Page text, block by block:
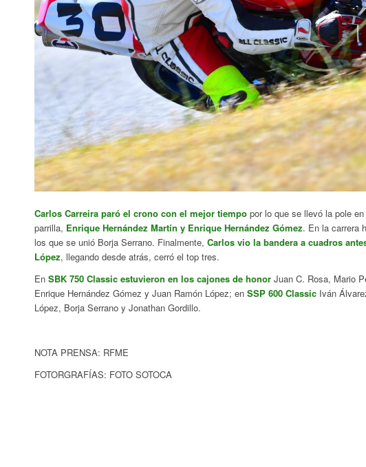
Carlos Carreira paró el crono con el mejor tiempo por lo que se llevó la pole
parrilla, Enrique Hernández Martín y Enrique Hernández Gómez. En la carrera
los que se unió Borja Serrano. Finalmente, Carlos vio la bandera a cuadros
López, llegando desde atrás, cerró el top tres.
En SBK 750 Classic estuvieron en los cajones de honor Juan C. Rosa, Mario
Enrique Hernández Gómez y Juan Ramón López; en SSP 600 Classic Iván
López, Borja Serrano y Jonathan Gordillo.
NOTA PRENSA: RFME
FOTORGRAFÍAS: FOTO SOTOCA